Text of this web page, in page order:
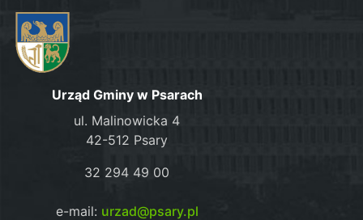
Urząd Gminy w Psarach
ul. Malinowicka 4
42-512 Psary
32 294 49 00
e-mail: urzad@psary.pl